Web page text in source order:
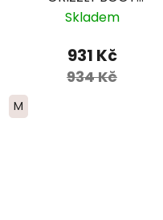
Midweight Merino -
Skladem
931 Kč
934 Kč
M